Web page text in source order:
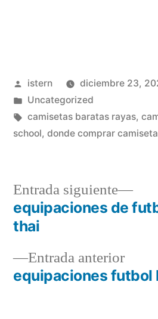
Publicado
por
istern
diciembre 23,
Publicado
en
Uncategorized
Etiquetas:
camisetas baratas rayas,
school, donde comprar
Navegación
entradas
Entrada anterior
equipaciones futbol
Entrada siguiente
equipaciones de
thai